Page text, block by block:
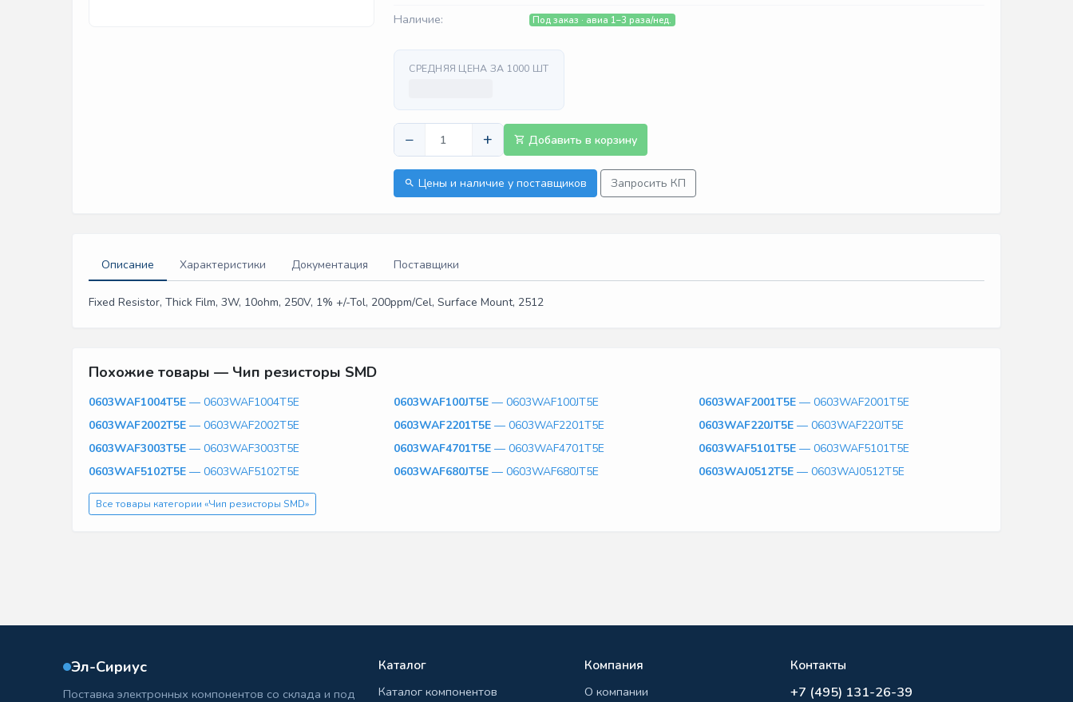
Наличие:
Под заказ · авиа 1–3 раза/нед.
СРЕДНЯЯ ЦЕНА ЗА 1000 ШТ
− + Добавить в корзину
Цены и наличие у поставщиков Запросить КП
Описание Характеристики Документация Поставщики
Fixed Resistor, Thick Film, 3W, 10ohm, 250V, 1% +/-Tol, 200ppm/Cel, Surface Mount, 2512
Похожие товары — Чип резисторы SMD
0603WAF1004T5E — 0603WAF1004T5E 0603WAF100JT5E — 0603WAF100JT5E 0603WAF2001T5E — 0603WAF2001T5E
0603WAF2002T5E — 0603WAF2002T5E 0603WAF2201T5E — 0603WAF2201T5E 0603WAF220JT5E — 0603WAF220JT5E
0603WAF3003T5E — 0603WAF3003T5E 0603WAF4701T5E — 0603WAF4701T5E 0603WAF5101T5E — 0603WAF5101T5E
0603WAF5102T5E — 0603WAF5102T5E 0603WAF680JT5E — 0603WAF680JT5E 0603WAJ0512T5E — 0603WAJ0512T5E
Все товары категории «Чип резисторы SMD»
Эл-Сириус
Поставка электронных компонентов со склада и под
Каталог
Каталог компонентов
Компания
О компании
Контакты
+7 (495) 131-26-39